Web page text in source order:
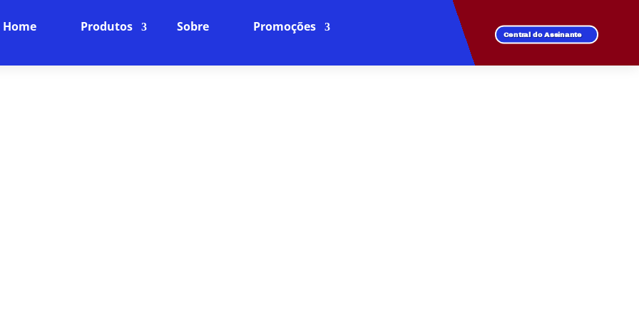
Home Produtos Sobre Promoções Central do Assinante